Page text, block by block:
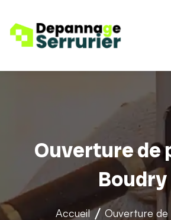
Ouverture de
Boudry
Accueil
Ouverture